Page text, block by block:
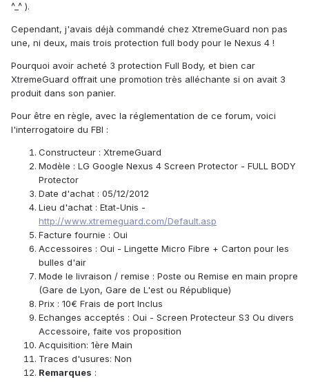
^_^ ).
Cependant, j'avais déjà commandé chez XtremeGuard non pas
une, ni deux, mais trois protection full body pour le Nexus 4 !
Pourquoi avoir acheté 3 protection Full Body, et bien car
XtremeGuard offrait une promotion très alléchante si on avait 3
produit dans son panier.
Pour être en règle, avec la réglementation de ce forum, voici
l'interrogatoire du FBI :
Constructeur : XtremeGuard
Modèle : LG Google Nexus 4 Screen Protector - FULL BODY
Protector
Date d'achat : 05/12/2012
Lieu d'achat : Etat-Unis -
http://www.xtremeguard.com/Default.asp
Facture fournie : Oui
Accessoires : Oui - Lingette Micro Fibre + Carton pour les
bulles d'air
Mode le livraison / remise : Poste ou Remise en main propre
(Gare de Lyon, Gare de L'est ou République)
Prix : 10€ Frais de port Inclus
Echanges acceptés : Oui - Screen Protecteur S3 Ou divers
Accessoire, faite vos proposition
Acquisition: 1ère Main
Traces d'usures: Non
Remarques :